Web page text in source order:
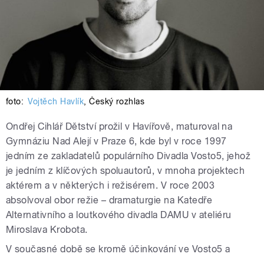
foto: Vojtěch Havlík,Český rozhlas
Ondřej Cihlář Dětství prožil v Havířově, maturoval na
Gymnáziu Nad Alejí v Praze 6, kde byl v roce 1997
jedním ze zakladatelů populárního Divadla Vosto5, jehož
je jedním z klíčových spoluautorů, v mnoha projektech
aktérem a v některých i režisérem. V roce 2003
absolvoval obor režie – dramaturgie na Katedře
Alternativního a loutkového divadla DAMU v ateliéru
Miroslava Krobota.
V současné době se kromě účinkování ve Vosto5 a